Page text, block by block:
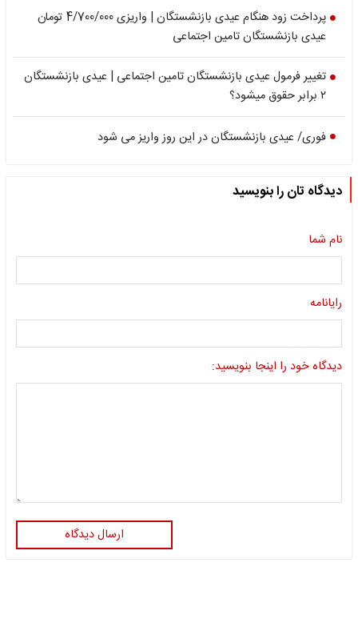
پرداخت زود هنگام عیدی بازنشستگان | واریزی 4/700/000 تومان
عیدی بازنشستگان تامین اجتماعی
تغییر فرمول عیدی بازنشستگان تامین اجتماعی | عیدی بازنشستگان
۲ برابر حقوق میشود؟
فوری/ عیدی بازنشستگان در این روز واریز می شود
دیدگاه تان را بنویسید
نام شما
رایانامه
دیدگاه خود را اینجا بنویسید:
ارسال دیدگاه